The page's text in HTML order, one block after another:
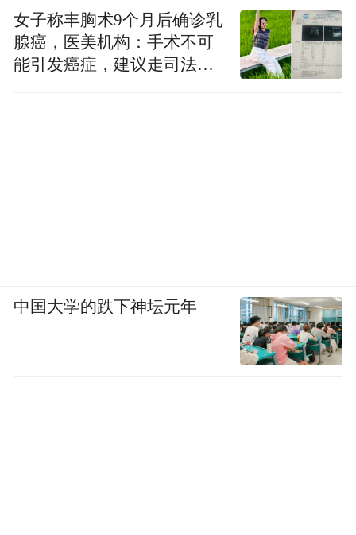
女子称丰胸术9个月后确诊乳
腺癌，医美机构：手术不可
能引发癌症，建议走司法途
中国大学的跌下神坛元年